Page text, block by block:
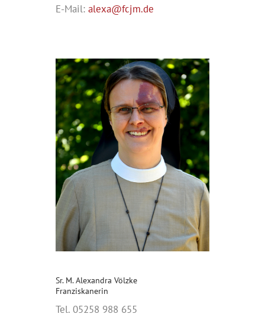
E-Mail: alexa@fcjm.de
Sr. M. Alexandra Völzke
Franziskanerin
Tel. 05258 988 655